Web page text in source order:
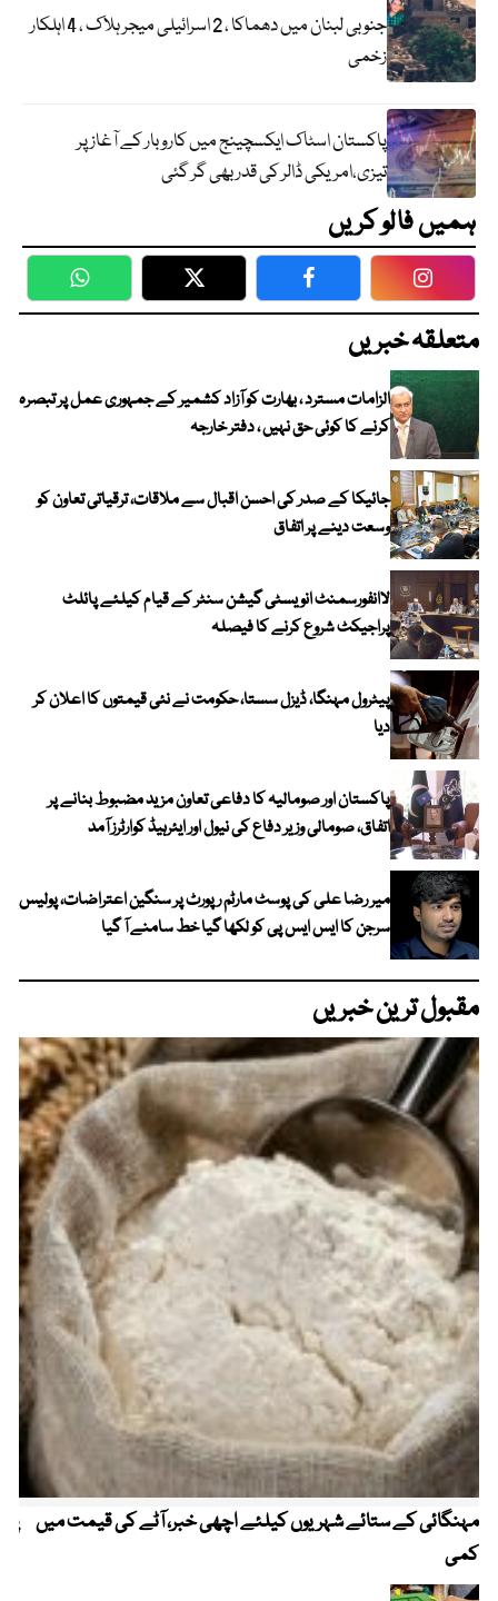
جنوبی لبنان میں دھماکا ، 2 اسرائیلی میجر ہلاک ، 4 اہلکار
زخمی
پاکستان اسٹاک ایکسچینج میں کاروبار کے آغاز پر
تیزی،امریکی ڈالر کی قدر بھی گر گئی
ہمیں فالو کریں
WhatsApp Twitter Facebook
متعلقہ خبریں
الزامات مسترد ، بھارت کو آزاد کشمیر کے جمہوری عمل پر تبصرہ
کرنے کا کوئی حق نہیں ، دفتر خارجہ
جائیکا کے صدر کی احسن اقبال سے ملاقات، ترقیاتی تعاون کو
وسعت دینے پر اتفاق
لاانفورسمنٹ انویسٹی گیشن سنٹر کے قیام کیلئے پائلٹ
پراجیکٹ شروع کرنے کا فیصلہ
پیٹرول مہنگا، ڈیزل سستا، حکومت نے نئی قیمتوں کا اعلان کر
دیا
پاکستان اور صومالیہ کا دفاعی تعاون مزید مضبوط بنانے پر
اتفاق، صومالی وزیر دفاع کی نیول اور ایئرہیڈ کوارٹرز آمد
میر رضا علی کی پوسٹ مارٹم رپورٹ پر سنگین اعتراضات، پولیس
سرجن کا ایس ایس پی کو لکھا گیا خط سامنے آ گیا
مقبول ترین خبریں
مہنگائی کے ستائے شہریوں کیلئے اچھی خبر، آٹے کی قیمت میں
کمی